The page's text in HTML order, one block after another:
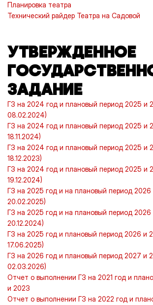
Планировка театра
Технический райдер Театра на Садовой
УТВЕРЖДЕННОЕ
ЗАДАНИЕ
ГЗ на 2024 год и плановый период 2025 и
08.02.2024)
ГЗ на 2024 год и плановый период 2025 и
18.11.2024)
ГЗ на 2024 год и плановый период 2025 и
18.12.2023)
ГЗ на 2024 год и плановый период 2025 и
19.12.2024)
ГЗ на 2025 год и на плановый период 2026
20.02.2025)
ГЗ на 2025 год и на плановый период 2026
20.12.2024)
ГЗ на 2025 год и плановый период 2026 и
17.06.2025)
ГЗ на 2026 год и плановый период 2027 и
02.03.2026)
Отчет о выполнении ГЗ на 2021 год и
и 2023
Отчет о выполнении ГЗ на 2022 год и